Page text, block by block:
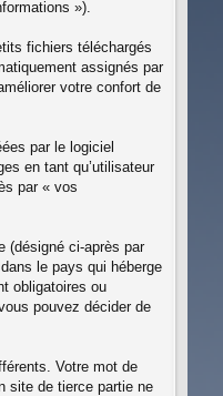
»).
fichiers téléchargés
assignés par
votre confort de
par le logiciel
en tant qu’utilisateur
par « vos
(désigné ci-après par
le pays qui héberge
obligatoires ou
pouvez décider de
Votre mot de
site de tierce partie ne